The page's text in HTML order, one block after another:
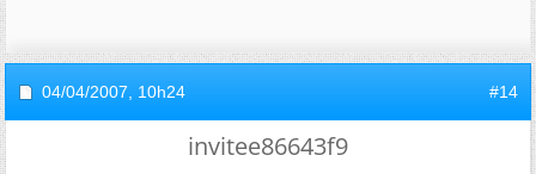
04/04/2007, 10h24 #14
invitee86643f9